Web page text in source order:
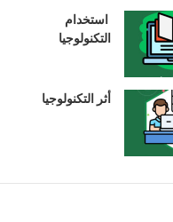
استخدام
التكنولوجيا
أثر التكنولوجيا